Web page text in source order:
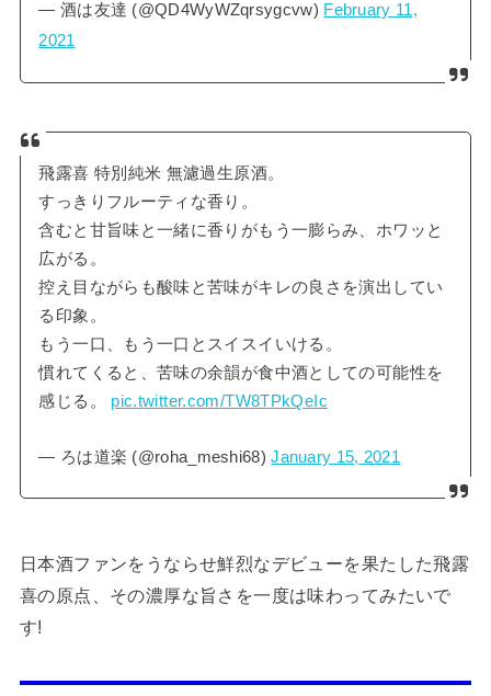
— 酒は友達 (@QD4WyWZqrsygcvw) February 11,
2021
飛露喜 特別純米 無濾過生原酒。
すっきりフルーティな香り。
含むと甘旨味と一緒に香りがもう一膨らみ、ホワッと
広がる。
控え目ながらも酸味と苦味がキレの良さを演出してい
る印象。
もう一口、もう一口とスイスイいける。
慣れてくると、苦味の余韻が食中酒としての可能性を
感じる。 pic.twitter.com/TW8TPkQeIc
— ろは道楽 (@roha_meshi68)January 15, 2021
日本酒ファンをうならせ鮮烈なデビューを果たした飛露
喜の原点、その濃厚な旨さを一度は味わってみたいで
す!